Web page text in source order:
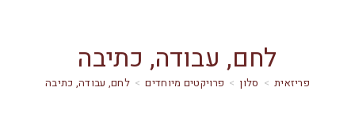
לחם, עבודה, כתיבה
> סלון > פרויקטים מיוחדים > לחם, עבודה, כתיבה